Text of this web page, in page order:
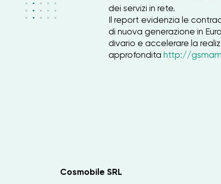
dei servizi in rete.
Il report evidenzia le
di nuova generazione in
divario e accelerare la
approfondita http://
Cosmobile SRL